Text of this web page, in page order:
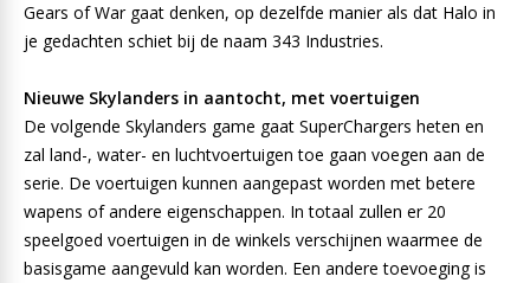
Gears of War gaat denken, op dezelfde manier als dat Halo in
je gedachten schiet bij de naam 343 Industries.
Nieuwe Skylanders in aantocht, met voertuigen
De volgende Skylanders game gaat SuperChargers heten en
zal land-, water- en luchtvoertuigen toe gaan voegen aan de
serie. De voertuigen kunnen aangepast worden met betere
wapens of andere eigenschappen. In totaal zullen er 20
speelgoed voertuigen in de winkels verschijnen waarmee de
basisgame aangevuld kan worden. Een andere toevoeging is